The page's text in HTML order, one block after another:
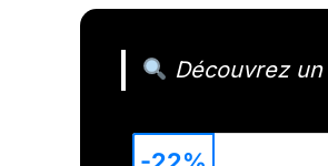
Découvrez